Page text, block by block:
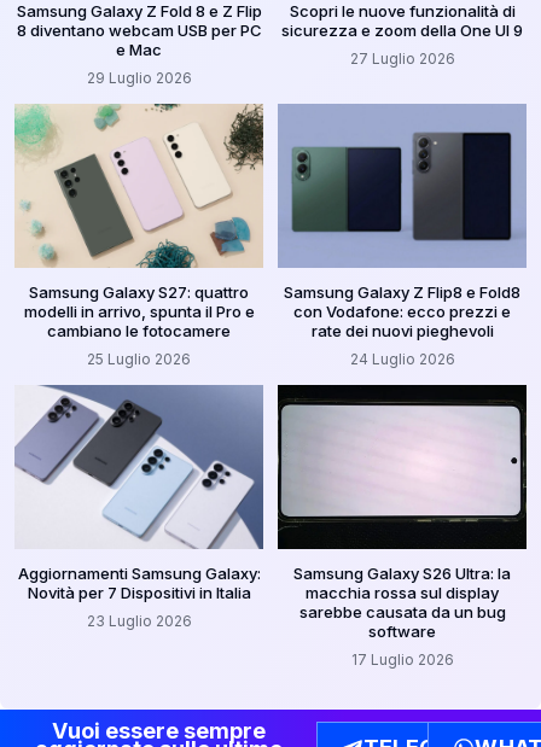
Samsung Galaxy Z Fold 8 e Z Flip
8 diventano webcam USB per PC
e Mac
29 Luglio 2026
Scopri le nuove funzionalità di
sicurezza e zoom della One UI 9
27 Luglio 2026
Samsung Galaxy S27: quattro
modelli in arrivo, spunta il Pro e
cambiano le fotocamere
25 Luglio 2026
Samsung Galaxy Z Flip8 e Fold8
con Vodafone: ecco prezzi e
rate dei nuovi pieghevoli
24 Luglio 2026
Aggiornamenti Samsung Galaxy:
Novità per 7 Dispositivi in Italia
23 Luglio 2026
Samsung Galaxy S26 Ultra: la
macchia rossa sul display
sarebbe causata da un bug
software
17 Luglio 2026
Vuoi essere sempre